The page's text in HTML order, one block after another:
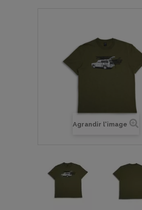
Agrandir l'image